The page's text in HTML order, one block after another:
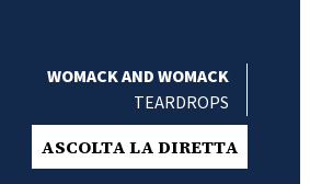
WOMACK AND WOMACK
TEARDROPS
ASCOLTA LA DIRETTA